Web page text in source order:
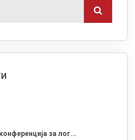
за лог...